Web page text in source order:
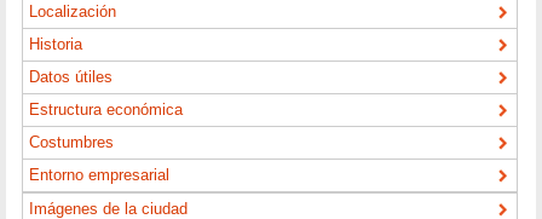
Localización
Historia
Datos útiles
Estructura económica
Costumbres
Entorno empresarial
Imágenes de la ciudad